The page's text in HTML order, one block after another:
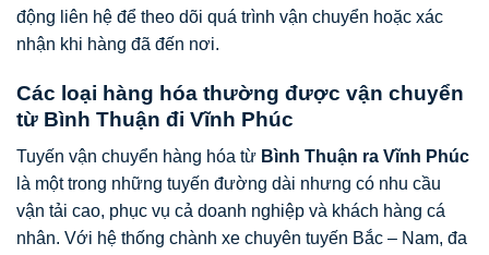
động liên hệ để theo dõi quá trình vận chuyển hoặc xác
nhận khi hàng đã đến nơi.
Các loại hàng hóa thường được vận chuyển
từ Bình Thuận đi Vĩnh Phúc
Tuyến vận chuyển hàng hóa từ Bình Thuận ra Vĩnh Phúc
là một trong những tuyến đường dài nhưng có nhu cầu
vận tải cao, phục vụ cả doanh nghiệp và khách hàng cá
nhân. Với hệ thống chành xe chuyên tuyến Bắc – Nam, đa